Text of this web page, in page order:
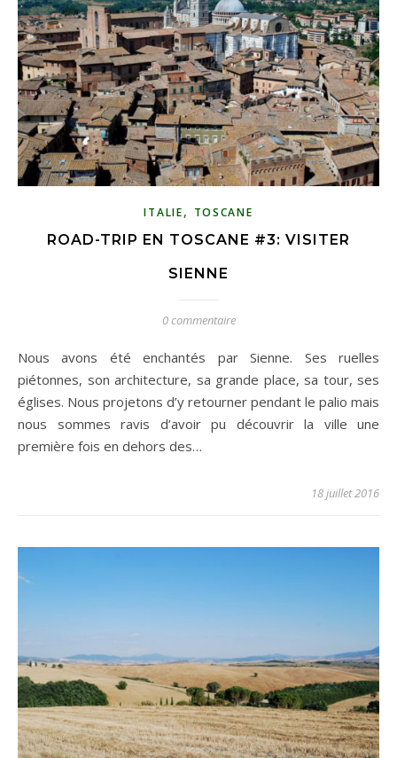
ITALIE, TOSCANE
ROAD-TRIP EN TOSCANE #3: VISITER
SIENNE
0 commentaire
Nous avons été enchantés par Sienne. Ses ruelles
piétonnes, son architecture, sa grande place, sa tour, ses
églises. Nous projetons d’y retourner pendant le palio mais
nous sommes ravis d’avoir pu découvrir la ville une
première fois en dehors des…
18 juillet 2016